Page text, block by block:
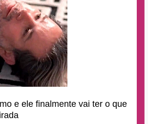
e ele finalmente vai ter o que